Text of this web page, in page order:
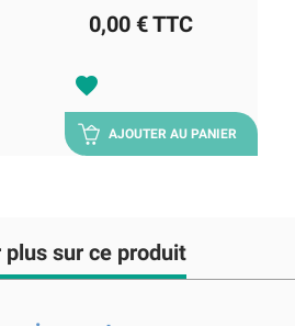
0,00 €TTC
favorite
AJOUTER AU PANIER
plus sur ce produit